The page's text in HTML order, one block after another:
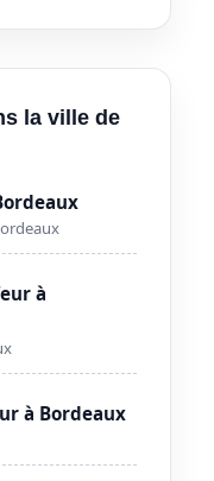
la ville de
à
à Bordeaux